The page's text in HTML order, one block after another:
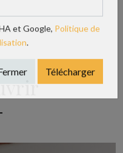
et Google,
Fermer Télécharger